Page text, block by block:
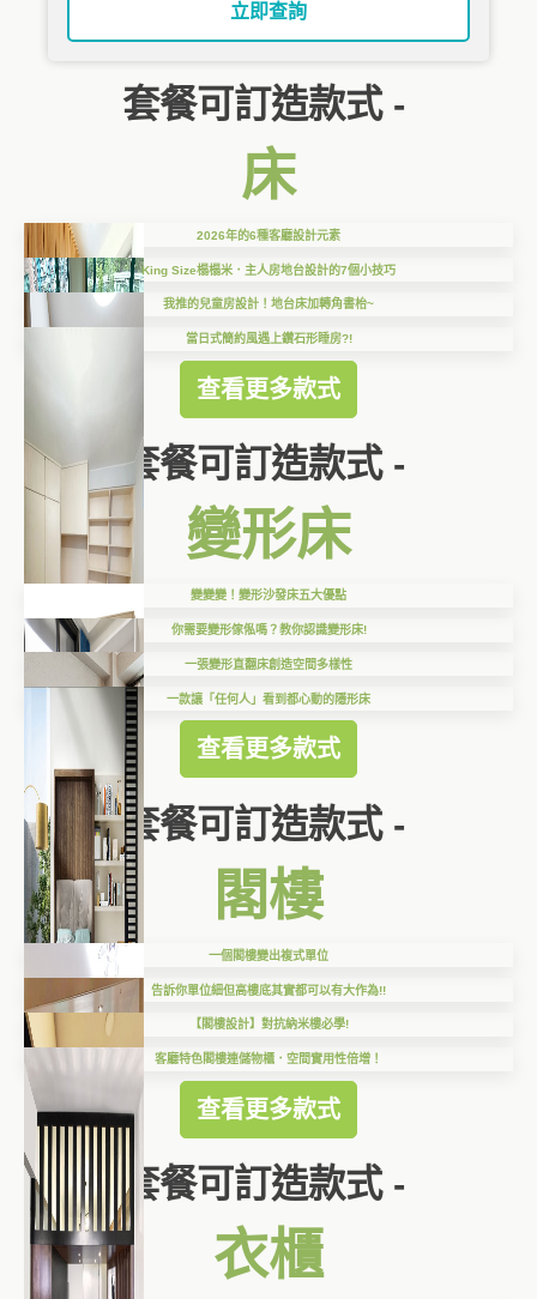
立即查詢
套餐可訂造款式 -
床
2026年的6種客廳設計元素
King Size榻榻米．主人房地台設計的7個小技巧
我推的兒童房設計！地台床加轉角書枱~
當日式簡約風遇上鑽石形睡房?!
查看更多款式
套餐可訂造款式 -
變形床
變變變！變形沙發床五大優點
你需要變形傢俬嗎？教你認識變形床!
一張變形直翻床創造空間多樣性
一款讓「任何人」看到都心動的隱形床
查看更多款式
套餐可訂造款式 -
閣樓
一個閣樓變出複式單位
告訴你單位細但高樓底其實都可以有大作為!!
【閣樓設計】對抗納米樓必學!
客廳特色閣樓連儲物櫃．空間實用性倍增！
查看更多款式
套餐可訂造款式 -
衣櫃